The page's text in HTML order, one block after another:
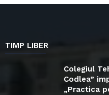
TIMP LIBER
Colegiul
Codlea”
„Practica